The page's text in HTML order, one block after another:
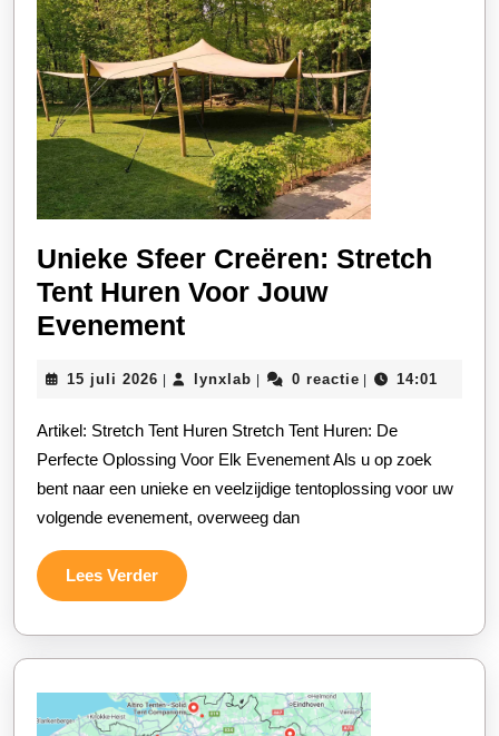
Unieke Sfeer Creëren: Stretch
Tent Huren Voor Jouw
EvenementUnieke
Creëren:
Stretch
Tent
Huren
Voor
Jouw
Evenement
15 juli 2026 15
| lynxlab lynxlab
| 0 reactie | 14:01
Artikel: Stretch Tent Huren Stretch Tent Huren: De
Perfecte Oplossing Voor Elk Evenement Als u op zoek
bent naar een unieke en veelzijdige tentoplossing voor uw
volgende evenement, overweeg dan
Lees VerderLees
Verder